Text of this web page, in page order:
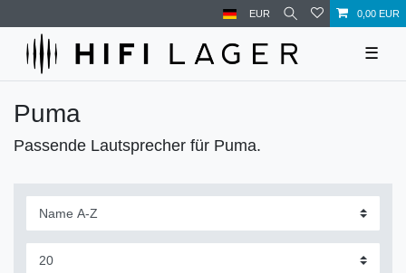
EUR 0,00 EUR
☰
Puma
Passende Lautsprecher für Puma.